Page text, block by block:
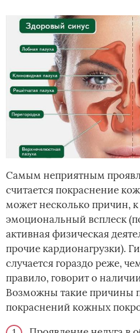
Самым неприятным
считается покраснение
может несколько причин,
эмоциональный всплеск
активная физическая
прочие кардионагрузки).
случается гораздо реже,
правило, говорит о
Возможны такие причины
покраснений кожных